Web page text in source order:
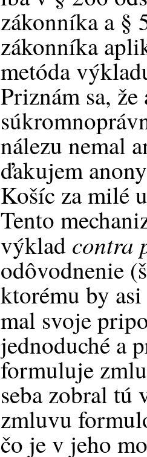
zákonníka a §
zákonníka
metóda
Priznám sa,
nálezu nemal
ďakujem
Košíc za milé
Tento
výklad contra
odôvodnenie
ktorému by
mal svoje
jednoduché a
formuluje
seba zobral tú
zmluvu
čo je v jeho